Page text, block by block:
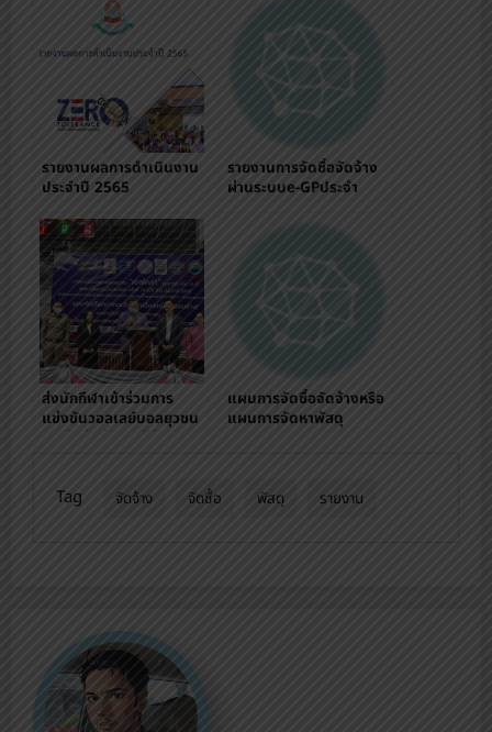
รายงานผลการดำเนินงาน
ประจำปี 2565
รายงานการจัดซื้อจัดจ้าง
ผ่านระบบe-GPประจำ
ส่งนักกีฬาเข้าร่วมการ
แข่งขันวอลเลย์บอลยุวชน
33) ประจำปี 2565
แผนการจัดซื้อจัดจ้างหรือ
แผนการจัดหาพัสดุ
Tag จัดจ้าง จัดซื้อ พัสดุ รายงาน